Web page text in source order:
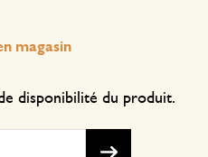
disponibilité du produit.
magasin